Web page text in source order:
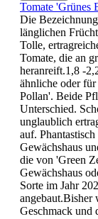
Tomate 'Grünes
Die
länglichen
Tolle,
Tomate, die an
heranreift.1,8 -
ähnliche oder
Pollan'. Beide
Unterschied.
unglaublich
auf.
Gewächshaus
die von 'Green
Gewächshaus
Sorte im Jahr
angebaut.Bisher
Geschmack und